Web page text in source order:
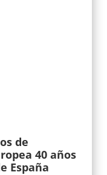
de
40 años
España